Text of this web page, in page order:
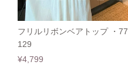
フリルリボンベアトップ ・77
129
¥4,799